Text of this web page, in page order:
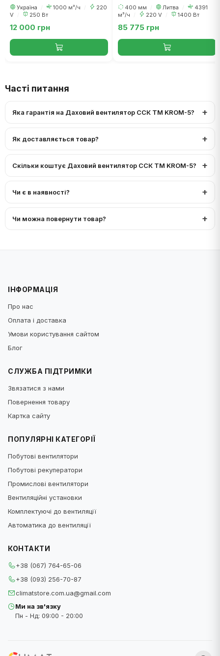
Україна 1000 м³/ч
220
V
250 Вт
12 000 грн
Salda AKU 400 S
400 мм Литва
4391
м³/ч
220 V 1400 Вт
85 775 грн
Часті питання
Яка гарантія на Даховий вентилятор ССК ТМ KROM-5?
Як доставляється товар?
Скільки коштує Даховий вентилятор ССК ТМ KROM-5?
Чи є в наявності?
Чи можна повернути товар?
ІНФОРМАЦІЯ
Про нас
Оплата і доставка
Умови користування сайтом
Блог
СЛУЖБА ПІДТРИМКИ
Звязатися з нами
Повернення товару
Картка сайту
ПОПУЛЯРНІ КАТЕГОРІЇ
Побутові вентилятори
Побутові рекуператори
Промислові вентилятори
Вентиляційні установки
Комплектуючі до вентиляції
Автоматика до вентиляції
КОНТАКТИ
+38 (067) 764-65-06
+38 (093) 256-70-87
climatstore.com.ua@gmail.com
Ми на зв'язку
Пн - Нд: 09:00 - 20:00